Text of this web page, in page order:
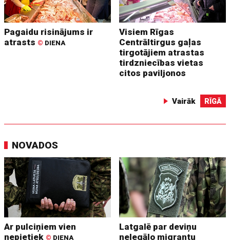
Pagaidu risinājums ir
atrasts © DIENA
Visiem Rīgas
Centrāltirgus gaļas
tirgotājiem atrastas
tirdzniecības vietas
citos paviljonos
Vairāk RĪGĀ
NOVADOS
Ar pulciņiem vien
nepietiek © DIENA
Latgalē par deviņu
nelegālo migrantu